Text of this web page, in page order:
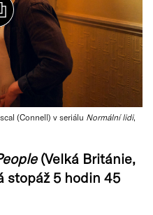
(Connell) v seriálu Normální lidi,
(Velká Británie,
stopáž 5 hodin 45